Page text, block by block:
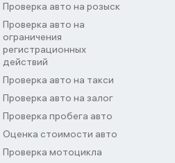
Проверка авто на розыск
Проверка авто на
ограничения
регистрационных
действий
Проверка авто на такси
Проверка авто на залог
Проверка пробега авто
Оценка стоимости авто
Проверка мотоцикла